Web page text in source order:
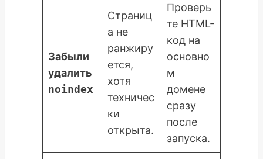
Забыли
удалить
noindex
Страниц
а не
ранжиру
ется,
хотя
техничес
ки
открыта.
Проверь
те HTML-
код на
основно
м
домене
сразу
после
запуска.